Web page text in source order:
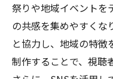
祭りや地域イベントを
の共感を集めやすくな
と協力し、地域の特徴
制作することで、視聴